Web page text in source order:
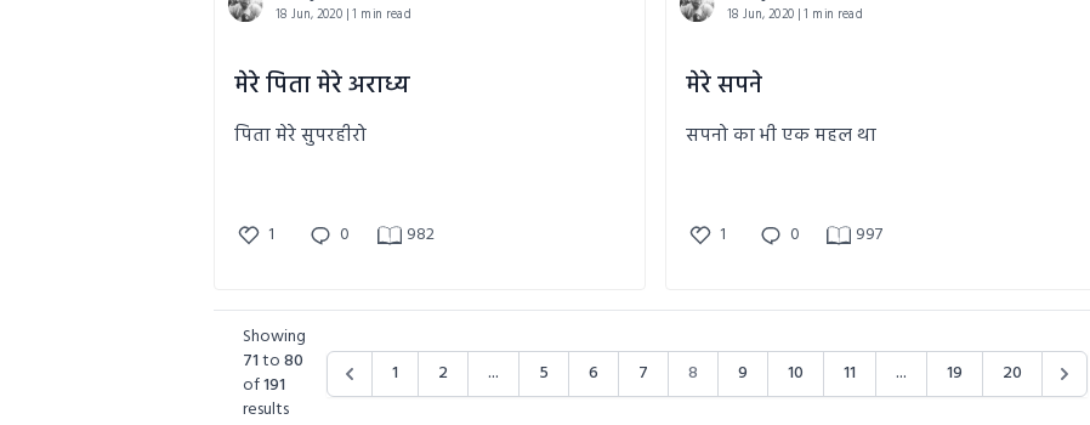
18 Jun, 2020 | 1 min read
मेरे पिता मेरे अराध्य
पिता मेरे सुपरहीरो
1 0 982
18 Jun, 2020 | 1 min read
मेरे सपने
सपनो का भी एक महल था
1 0 997
Showing
71to80
of191
results
1 2 ... 5 6 7 8 9 10 11 ... 19 20